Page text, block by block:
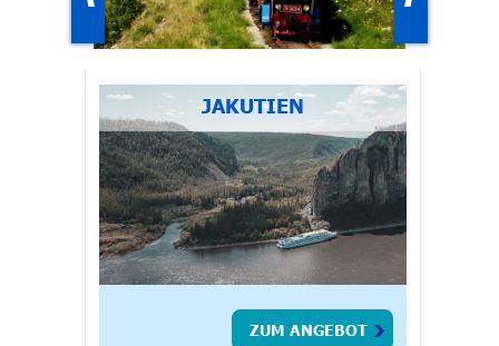
JAKUTIEN
ZUM ANGEBOT